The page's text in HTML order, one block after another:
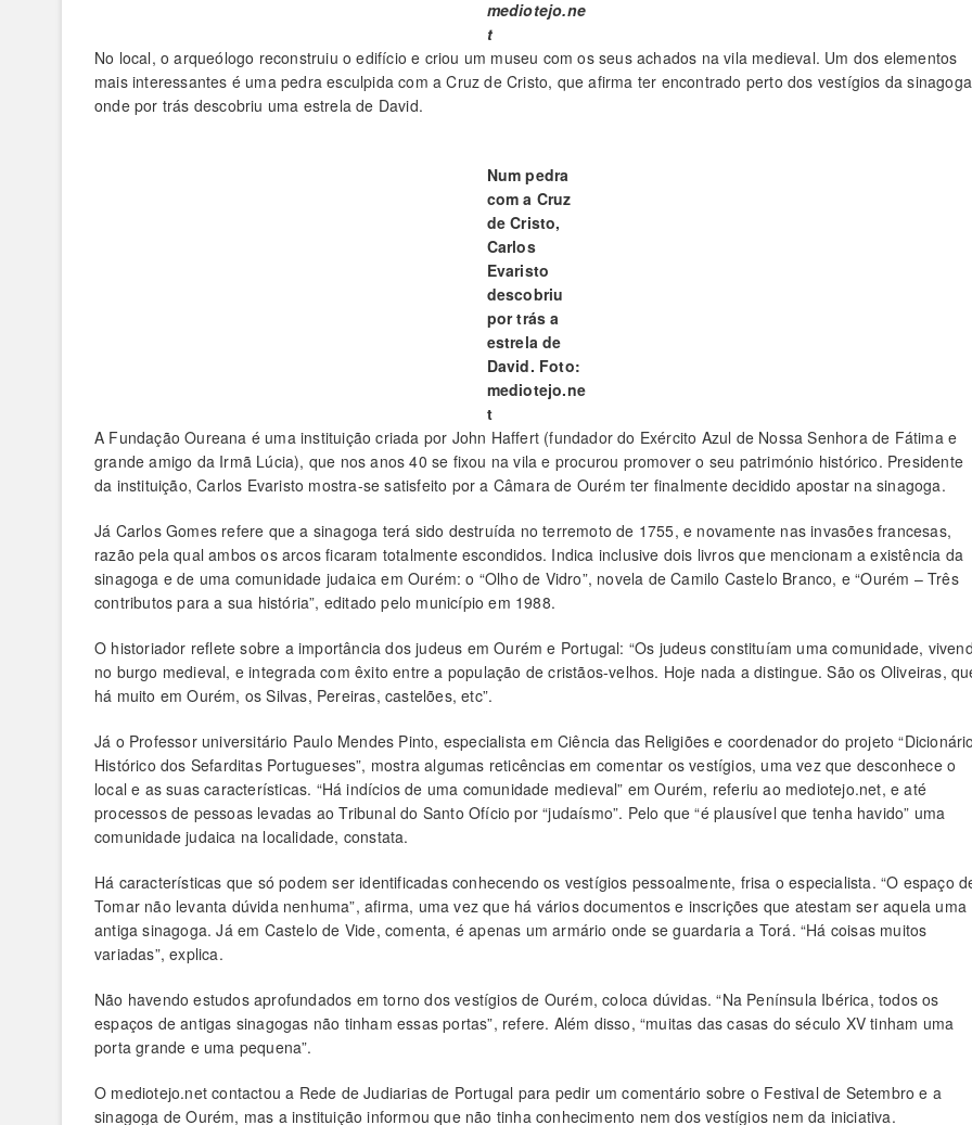
mediotejo.ne
t
No local, o arqueólogo reconstruiu o edifício e criou um museu com os seus achados na vila medieval. Um dos elementos
mais interessantes é uma pedra esculpida com a Cruz de Cristo, que afirma ter encontrado perto dos vestígios da
onde por trás descobriu uma estrela de David.
Num pedra
com a Cruz
de Cristo,
Carlos
Evaristo
descobriu
por trás a
estrela de
David. Foto:
mediotejo.ne
t
A Fundação Oureana é uma instituição criada por John Haffert (fundador do Exército Azul de Nossa Senhora de Fátima e
grande amigo da Irmã Lúcia), que nos anos 40 se fixou na vila e procurou promover o seu património histórico. Presidente
da instituição, Carlos Evaristo mostra-se satisfeito por a Câmara de Ourém ter finalmente decidido apostar na sinagoga.
Já Carlos Gomes refere que a sinagoga terá sido destruída no terremoto de 1755, e novamente nas invasões francesas,
razão pela qual ambos os arcos ficaram totalmente escondidos. Indica inclusive dois livros que mencionam a existência da
sinagoga e de uma comunidade judaica em Ourém: o “Olho de Vidro”, novela de Camilo Castelo Branco, e “Ourém – Três
contributos para a sua história”, editado pelo município em 1988.
O historiador reflete sobre a importância dos judeus em Ourém e Portugal: “Os judeus constituíam uma comunidade,
no burgo medieval, e integrada com êxito entre a população de cristãos-velhos. Hoje nada a distingue. São os Oliveiras,
há muito em Ourém, os Silvas, Pereiras, castelões, etc”.
Já o Professor universitário Paulo Mendes Pinto, especialista em Ciência das Religiões e coordenador do projeto
Histórico dos Sefarditas Portugueses”, mostra algumas reticências em comentar os vestígios, uma vez que desconhece o
local e as suas características. “Há indícios de uma comunidade medieval” em Ourém, referiu ao mediotejo.net, e até
processos de pessoas levadas ao Tribunal do Santo Ofício por “judaísmo”. Pelo que “é plausível que tenha havido” uma
comunidade judaica na localidade, constata.
Há características que só podem ser identificadas conhecendo os vestígios pessoalmente, frisa o especialista. “O espaço
Tomar não levanta dúvida nenhuma”, afirma, uma vez que há vários documentos e inscrições que atestam ser aquela uma
antiga sinagoga. Já em Castelo de Vide, comenta, é apenas um armário onde se guardaria a Torá. “Há coisas muitos
variadas”, explica.
Não havendo estudos aprofundados em torno dos vestígios de Ourém, coloca dúvidas. “Na Península Ibérica, todos os
espaços de antigas sinagogas não tinham essas portas”, refere. Além disso, “muitas das casas do século XV tinham uma
porta grande e uma pequena”.
O mediotejo.net contactou a Rede de Judiarias de Portugal para pedir um comentário sobre o Festival de Setembro e a
sinagoga de Ourém, mas a instituição informou que não tinha conhecimento nem dos vestígios nem da iniciativa.